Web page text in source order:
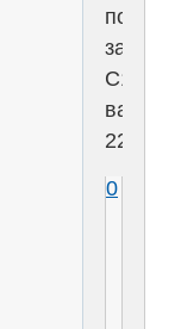
задача
C1
0